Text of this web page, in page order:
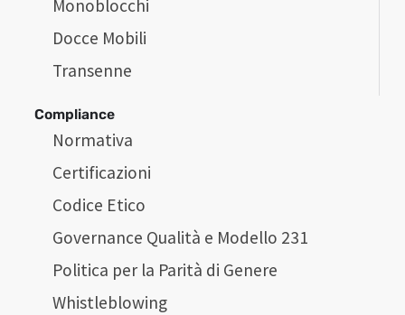
Monoblocchi
Docce Mobili
Transenne
Compliance
Normativa
Certificazioni
Codice Etico
Governance Qualità e Modello 231
Politica per la Parità di Genere
Whistleblowing